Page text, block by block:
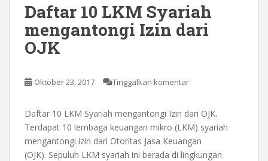
Daftar 10 LKM Syariah
mengantongi Izin dari
OJK
Oktober 23, 2017 Tinggalkan komentar
Daftar 10 LKM Syariah mengantongi Izin dari OJK.
Terdapat 10 lembaga keuangan mikro (LKM) syariah
mengantongi izin dari Otoritas Jasa Keuangan
(OJK). Sepuluh LKM syariah ini berada di lingkungan